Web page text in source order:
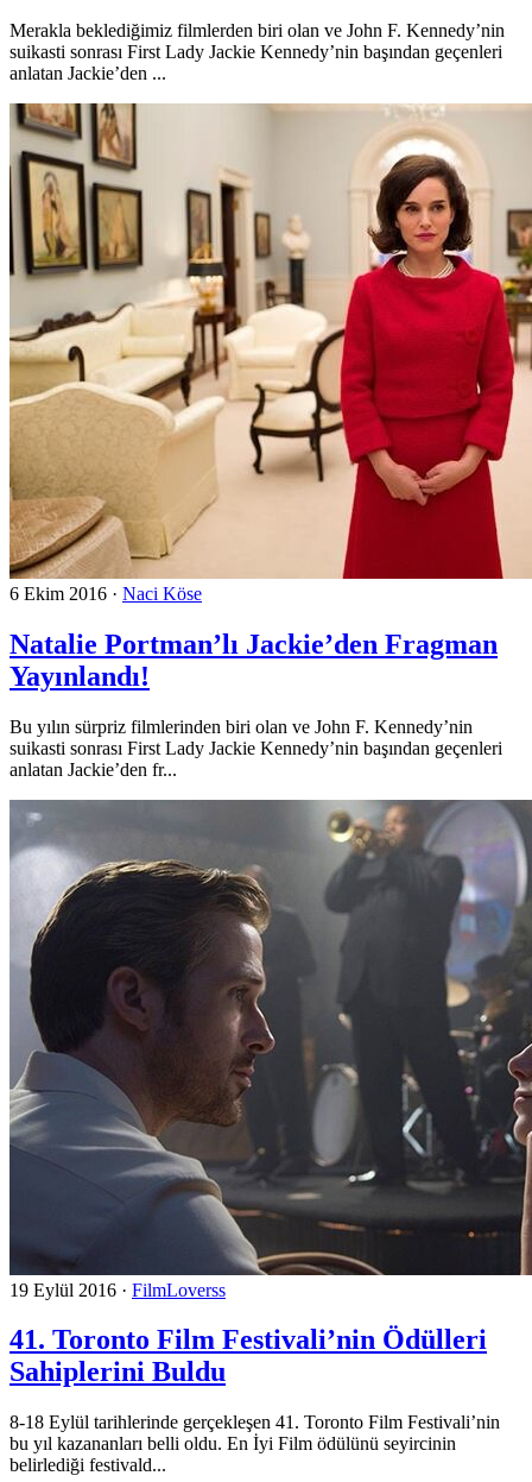
Merakla beklediğimiz filmlerden biri olan ve John F. Kennedy’nin
suikasti sonrası First Lady Jackie Kennedy’nin başından geçenleri
anlatan Jackie’den ...
6 Ekim 2016 · Naci Köse
Natalie Portman’lı Jackie’den Fragman
Yayınlandı!
Bu yılın sürpriz filmlerinden biri olan ve John F. Kennedy’nin
suikasti sonrası First Lady Jackie Kennedy’nin başından geçenleri
anlatan Jackie’den fr...
19 Eylül 2016 · FilmLoverss
41. Toronto Film Festivali’nin Ödülleri
Sahiplerini Buldu
8-18 Eylül tarihlerinde gerçekleşen 41. Toronto Film Festivali’nin
bu yıl kazananları belli oldu. En İyi Film ödülünü seyircinin
belirlediği festivald...